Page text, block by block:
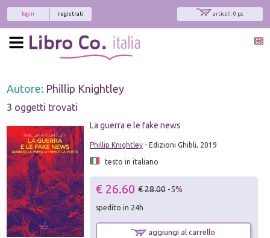
articoli: 0 pz.
registrati
login
Autore: Phillip Knightley
3 oggetti trovati
La guerra e le fake news
Phillip Knightley- Edizioni Ghibli, 2019
testo in italiano
€ 26.60 € 28.00 -5%
spedito in 24h
aggiungi al carrello